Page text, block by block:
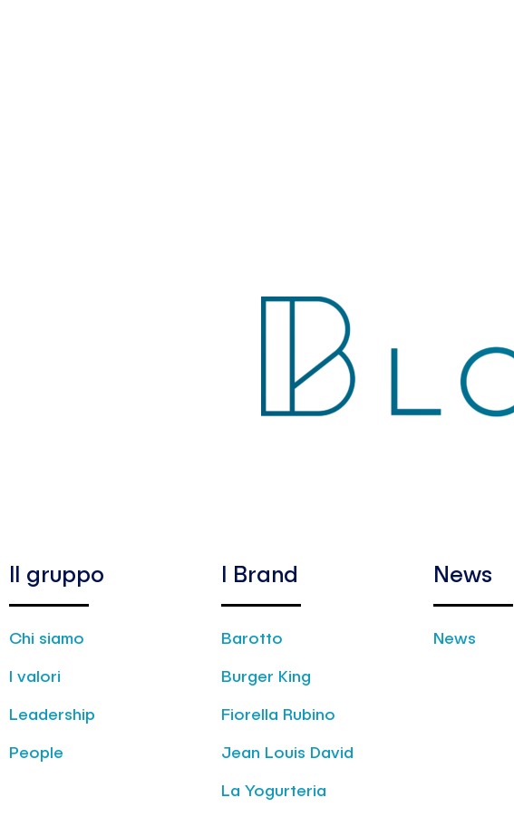
Il gruppo
Chi siamo
I valori
Leadership
People
I Brand
Barotto
Burger King
Fiorella Rubino
Jean Louis David
La Yogurteria
News
News